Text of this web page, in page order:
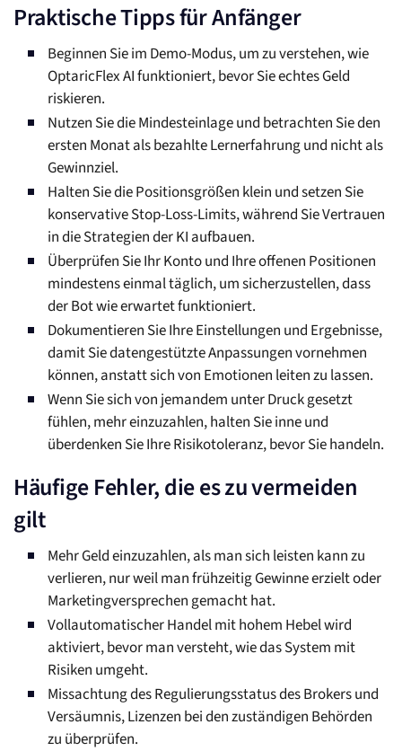
Praktische Tipps für Anfänger
Beginnen Sie im Demo-Modus, um zu verstehen, wie
OptaricFlex AI funktioniert, bevor Sie echtes Geld
riskieren.
Nutzen Sie die Mindesteinlage und betrachten Sie den
ersten Monat als bezahlte Lernerfahrung und nicht als
Gewinnziel.
Halten Sie die Positionsgrößen klein und setzen Sie
konservative Stop-Loss-Limits, während Sie Vertrauen
in die Strategien der KI aufbauen.
Überprüfen Sie Ihr Konto und Ihre offenen Positionen
mindestens einmal täglich, um sicherzustellen, dass
der Bot wie erwartet funktioniert.
Dokumentieren Sie Ihre Einstellungen und Ergebnisse,
damit Sie datengestützte Anpassungen vornehmen
können, anstatt sich von Emotionen leiten zu lassen.
Wenn Sie sich von jemandem unter Druck gesetzt
fühlen, mehr einzuzahlen, halten Sie inne und
überdenken Sie Ihre Risikotoleranz, bevor Sie handeln.
Häufige Fehler, die es zu vermeiden
gilt
Mehr Geld einzuzahlen, als man sich leisten kann zu
verlieren, nur weil man frühzeitig Gewinne erzielt oder
Marketingversprechen gemacht hat.
Vollautomatischer Handel mit hohem Hebel wird
aktiviert, bevor man versteht, wie das System mit
Risiken umgeht.
Missachtung des Regulierungsstatus des Brokers und
Versäumnis, Lizenzen bei den zuständigen Behörden
zu überprüfen.